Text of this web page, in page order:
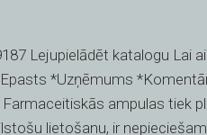
Lejupielādēt katalogu Lai
*Uzņēmums
ampulas tiek
lietošanu, ir